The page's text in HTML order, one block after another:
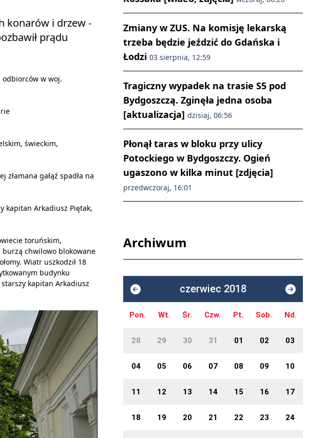
konarów i drzew -
prądu
odbiorców w woj.
świeckim,
gałąź spadła na
kapitan Arkadiusz Piętak,
toruńskim,
chwilowo blokowane
Wiatr uszkodził 18
budynku
kapitan Arkadiusz
Zmiany w ZUS. Na komisję lekarską
trzeba będzie jeździć do Gdańska i
Łodzi 03 sierpnia, 12:59
Tragiczny wypadek na trasie S5 pod
Bydgoszczą. Zginęła jedna osoba
[aktualizacja] dzisiaj, 06:56
Płonął taras w bloku przy ulicy
Potockiego w Bydgoszczy. Ogień
ugaszono w kilka minut [zdjęcia]
przedwczoraj, 16:01
Archiwum
czerwiec 2018
Pon. Wt. Śr. Czw. Pt. Sob. Nd.
28 29 30 31 01 02 03
04 05 06 07 08 09 10
11 12 13 14 15 16 17
18 19 20 21 22 23 24